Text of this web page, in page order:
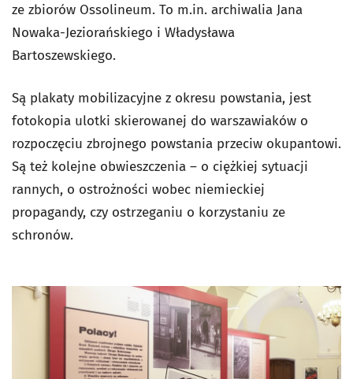
ze zbiorów Ossolineum. To m.in. archiwalia Jana
Nowaka-Jeziorańskiego i Władysława
Bartoszewskiego.
Są plakaty mobilizacyjne z okresu powstania, jest
fotokopia ulotki skierowanej do warszawiaków o
rozpoczęciu zbrojnego powstania przeciw okupantowi.
Są też kolejne obwieszczenia – o ciężkiej sytuacji
rannych, o ostrożności wobec niemieckiej
propagandy, czy ostrzeganiu o korzystaniu ze
schronów.